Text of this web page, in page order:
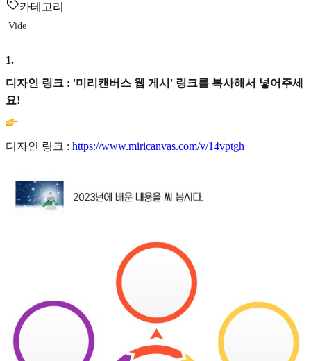
카테고리
Vide
1.
디자인 링크 : '미리캔버스 웹 게시' 링크를 복사해서 넣어주세
요!
디자인 링크 : https://www.miricanvas.com/v/14vptgh